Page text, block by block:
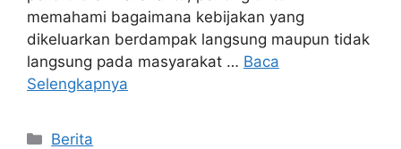
memahami bagaimana kebijakan yang
dikeluarkan berdampak langsung maupun tidak
langsung pada masyarakat … Baca
Selengkapnya
Kategori
Berita